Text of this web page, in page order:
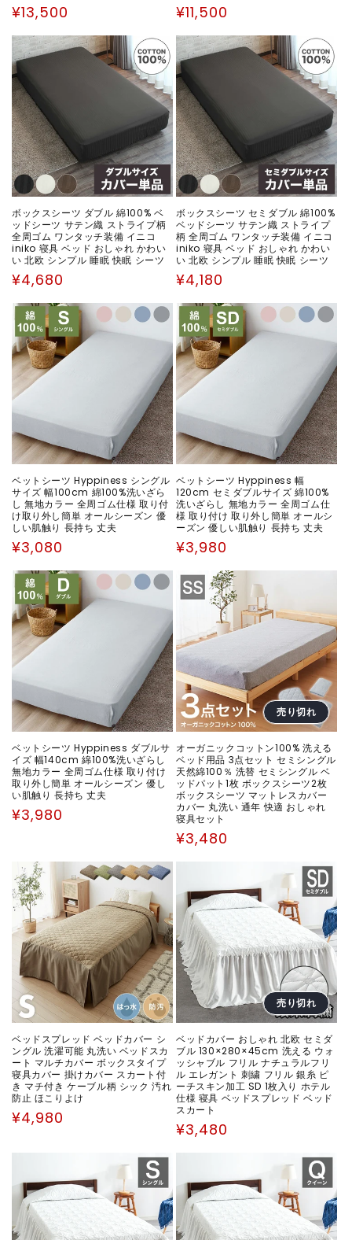
通
価
格
¥13,500
通
価
格
¥11,500
ボックスシーツ ダブル 綿100% ベ
ッドシーツ サテン織 ストライプ柄
全周ゴム ワンタッチ装備 イニコ
iniko 寝具 ベッド おしゃれ かわい
い 北欧 シンプル 睡眠 快眠 シーツ
通
価
格
¥4,680
ボックスシーツ セミダブル 綿100%
ベッドシーツ サテン織 ストライプ
柄 全周ゴム ワンタッチ装備 イニコ
iniko 寝具 ベッド おしゃれ かわい
い 北欧 シンプル 睡眠 快眠 シーツ
通
価
格
¥4,180
ベットシーツ Hyppiness シングル
サイズ 幅100cm 綿100%洗いざら
し 無地カラー 全周ゴム仕様 取り付
け取り外し簡単 オールシーズン 優
しい肌触り 長持ち 丈夫
通
価
格
¥3,080
ベットシーツ Hyppiness 幅
120cm セミダブルサイズ 綿100%
洗いざらし 無地カラー 全周ゴム仕
様 取り付け 取り外し簡単 オールシ
ーズン 優しい肌触り 長持ち 丈夫
通
価
格
¥3,980
ベットシーツ Hyppiness ダブルサ
イズ 幅140cm 綿100%洗いざらし
無地カラー 全周ゴム仕様 取り付け
取り外し簡単 オールシーズン 優し
い肌触り 長持ち 丈夫
通
格
¥3,980
売り切れ
オーガニックコットン100% 洗える
ベッド用品 3点セット セミシングル
天然綿100％ 洗替 セミシングル ベ
ッドパット1枚 ボックスシーツ2枚
ボックスシーツ マットレスカバー
カバー 丸洗い 通年 快適 おしゃれ
寝具セット
通
格
¥3,480
ベッドスプレッド ベッドカバー シ
ングル 洗濯可能 丸洗い ベッドスカ
ート マルチカバー ボックスタイプ
寝具カバー 掛けカバー スカート付
き マチ付き ケーブル柄 シック 汚れ
防止 ほこりよけ
通
価
¥4,980
売り切れ
ベッドカバー おしゃれ 北欧 セミダ
ブル 130×280×45cm 洗える ウォ
ッシャブル フリル ナチュラルフリ
ル エレガント 刺繍 フリル 銀糸 ピ
ーチスキン加工 SD 1枚入り ホテル
仕様 寝具 ベッドスプレッド ベッド
スカート
通
格
¥3,480